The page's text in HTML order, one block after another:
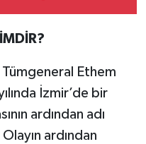
Tümgeneral Ethem
İzmir’de bir
ardından adı
ardından